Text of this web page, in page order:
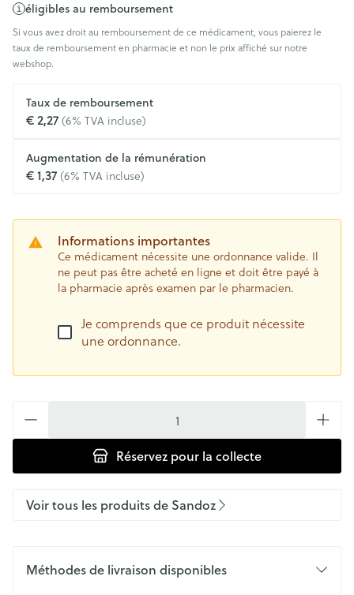
éligibles au remboursement
Si vous avez droit au remboursement de ce médicament, vous paierez le
taux de remboursement en pharmacie et non le prix affiché sur notre
webshop.
Taux de remboursement
€ 2,27(6% TVA incluse)
Augmentation de la rémunération
€ 1,37(6% TVA incluse)
Informations importantes
Ce médicament nécessite une ordonnance valide. Il
ne peut pas être acheté en ligne et doit être payé à
la pharmacie après examen par le pharmacien.
Je comprends que ce produit nécessite
une ordonnance.
Réservez pour la collecte
Voir tous les produits de Sandoz
Méthodes de livraison disponibles